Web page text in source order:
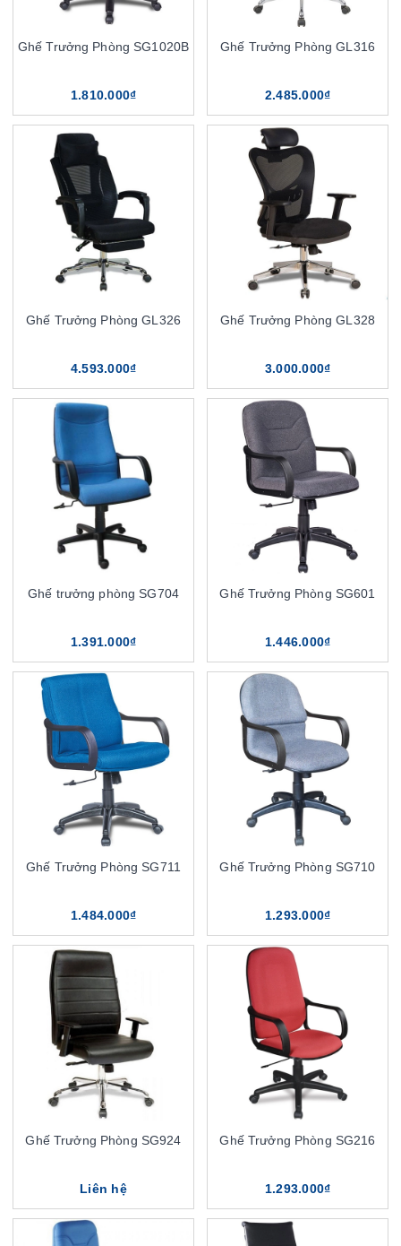
Ghế Trưởng Phòng SG1020B
1.810.000₫
Ghế Trưởng Phòng GL316
2.485.000₫
Ghế Trưởng Phòng GL326
4.593.000₫
Ghế Trưởng Phòng GL328
3.000.000₫
Ghế trưởng phòng SG704
1.391.000₫
Ghế Trưởng Phòng SG601
1.446.000₫
Ghế Trưởng Phòng SG711
1.484.000₫
Ghế Trưởng Phòng SG710
1.293.000₫
Ghế Trưởng Phòng SG924
Liên hệ
Ghế Trưởng Phòng SG216
1.293.000₫